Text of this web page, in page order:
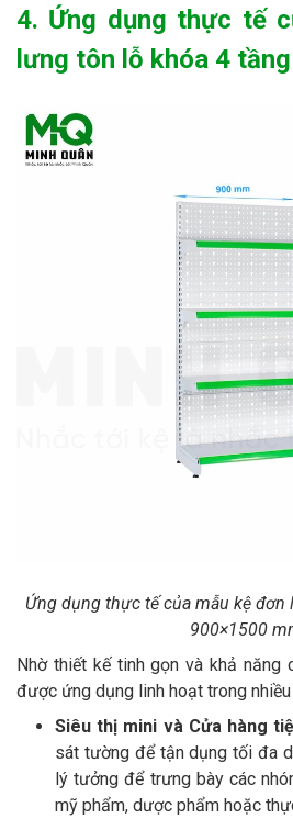
4. Ứng dụng thực tế
lưng tôn lỗ khóa 4
Ứng dụng thực tế của mẫu kệ
900×1500
Nhờ thiết kế tinh gọn và khả năng
được ứng dụng linh hoạt trong nhiều
Siêu thị mini và Cửa hàng
sát tường để tận dụng tối đa
lý tưởng để trưng bày các
mỹ phẩm, dược phẩm hoặc